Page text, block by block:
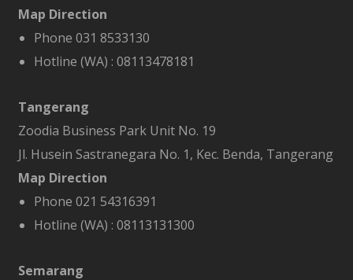
Map Direction
Phone 031 8533130
Hotline (WA) : 08113478181
Tangerang
Zoodia Business Park Unit No. 19
Jl. Husein Sastranegara No. 1, Kec. Benda, Tangerang
Map Direction
Phone 021 54316391
Hotline (WA) : 08113131300
Semarang